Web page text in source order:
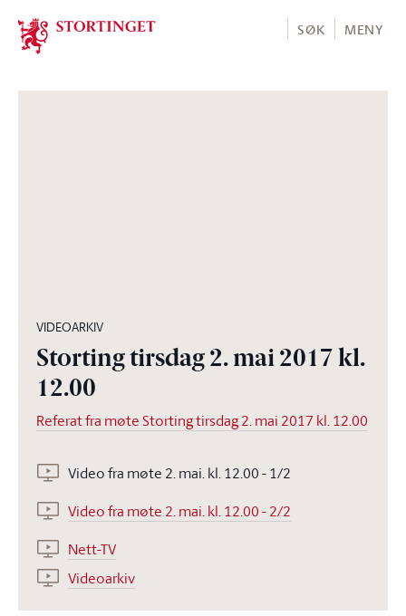
Stortinget.no
SØK MENY
VIDEOARKIV
Storting tirsdag 2. mai 2017 kl.
12.00
Referat fra møte Storting tirsdag 2. mai 2017 kl. 12.00
Video fra møte 2. mai. kl. 12.00 - 1/2
Video fra møte 2. mai. kl. 12.00 - 2/2
Nett-TV
Videoarkiv